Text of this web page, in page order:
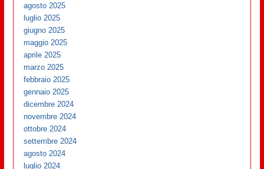
agosto 2025
luglio 2025
giugno 2025
maggio 2025
aprile 2025
marzo 2025
febbraio 2025
gennaio 2025
dicembre 2024
novembre 2024
ottobre 2024
settembre 2024
agosto 2024
luglio 2024